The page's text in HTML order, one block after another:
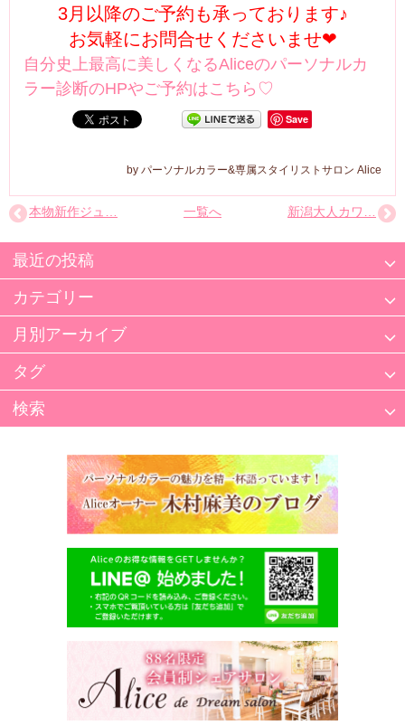
3月以降のご予約も承っております♪
お気軽にお問合せくださいませ❤
自分史上最高に美しくなるAliceのパーソナルカ
ラー診断のHPやご予約はこちら♡
Save
パーソナルカラー&専属スタイリストサロン Alice
本物新作ジュ… 一覧へ 新潟大人カワ…
最近の投稿
カテゴリー
月別アーカイブ
タグ
検索